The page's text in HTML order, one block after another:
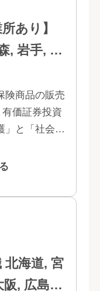
あり】
, 岩手, 秋
葉, 埼
潟, 石川,
愛知, 静
都, 兵庫,
, 岡山, 山
, 徳島,
鹿児島, 大
険商品の販売
価証券投資
」と「社会へ
ガンに掲
阪, 広島,